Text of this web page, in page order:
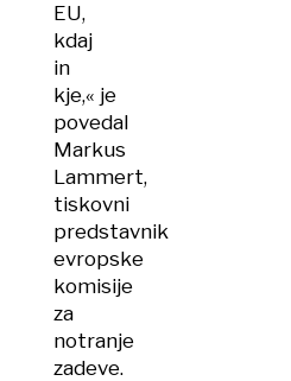
EU,
kdaj
in
kje,« je
povedal
Markus
Lammert,
tiskovni
predstavnik
evropske
komisije
za
notranje
zadeve.